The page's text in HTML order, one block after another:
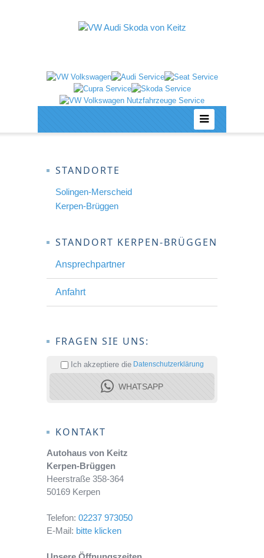
STANDORTE
Solingen-Merscheid
Kerpen-Brüggen
STANDORT KERPEN-BRÜGGEN
Ansprechpartner
Anfahrt
FRAGEN SIE UNS:
Ich akzeptiere die Datenschutzerklärung
WHATSAPP
KONTAKT
Autohaus von Keitz
Kerpen-Brüggen
Heerstraße 358-364
50169 Kerpen
Telefon: 02237 973050
E-Mail: bitte klicken